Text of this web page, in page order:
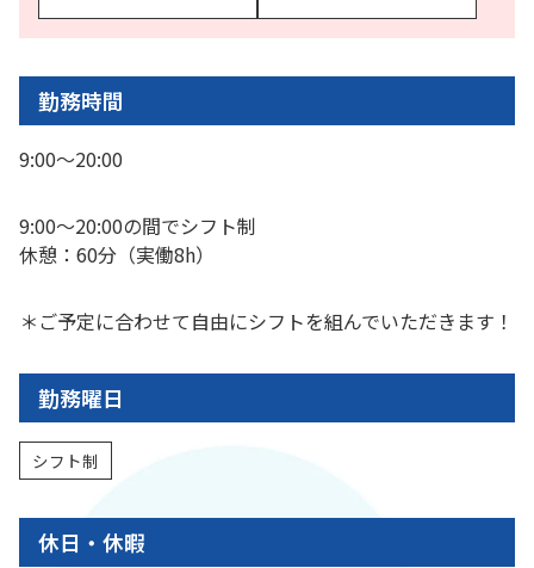
勤務時間
9:00〜20:00
9:00〜20:00の間でシフト制
休憩：60分（実働8h）
＊ご予定に合わせて自由にシフトを組んでいただきます！
勤務曜日
シフト制
休日・休暇